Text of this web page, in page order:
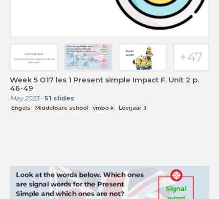
Week 5 O17 les 1 Present simple Impact F. Unit 2 p.
46-49
May 2023- 51 slides
Engels Middelbare school vmbo k Leerjaar 3